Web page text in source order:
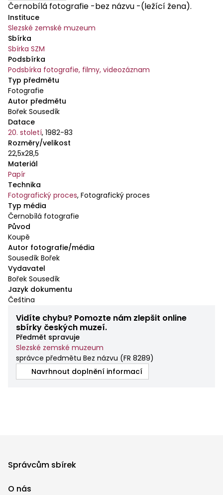
Černobílá fotografie -bez názvu -(ležící žena).
Instituce
Slezské zemské muzeum
Sbírka
Sbírka SZM
Podsbírka
Podsbírka fotografie, filmy, videozáznam
Typ předmětu
Fotografie
Autor předmětu
Bořek Sousedík
Datace
20. století, 1982-83
Rozměry/velikost
22,5x28,5
Materiál
Papír
Technika
Fotografický proces, Fotografický proces
Typ média
Černobílá fotografie
Původ
Koupě
Autor fotografie/média
Sousedík Bořek
Vydavatel
Bořek Sousedík
Jazyk dokumentu
Čeština
Vidíte chybu? Pomozte nám zlepšit online
sbírky českých muzeí.
Předmět spravuje
Slezské zemské muzeum
správce předmětu Bez názvu (FR 8289)
Navrhnout doplnění informací
Správcům sbírek
O nás